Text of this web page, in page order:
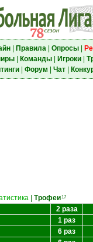
| Правила| Опросы|
| Команды| Игроки|
| Форум Чат|
Трофеи17
2 раза
1 раз
6 раз